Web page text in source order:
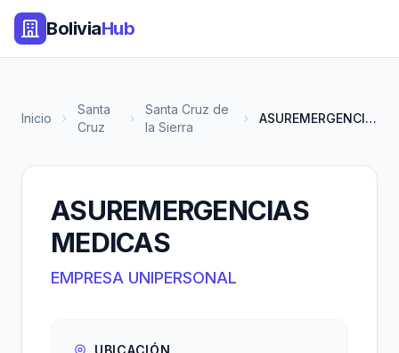
BoliviaHub
Inicio
Santa
Cruz
Santa Cruz de
la Sierra
ASUREMERGENCIAS MEDICAS
ASUREMERGENCIAS
MEDICAS
EMPRESA UNIPERSONAL
UBICACIÓN